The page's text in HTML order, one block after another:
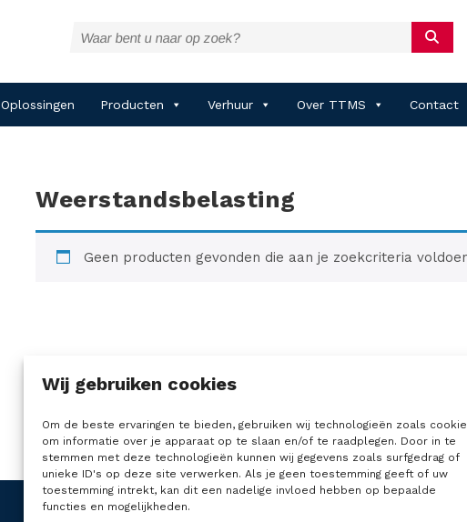
Wij gebruiken cookies
Om de beste ervaringen te bieden, gebruiken wij technologieën zoals
om informatie over je apparaat op te slaan en/of te raadplegen. Door in te
stemmen met deze technologieën kunnen wij gegevens zoals surfgedrag of
unieke ID's op deze site verwerken. Als je geen toestemming geeft of uw
toestemming intrekt, kan dit een nadelige invloed hebben op bepaalde
functies en mogelijkheden.
Oplossingen Producten Verhuur Over TTMS Contact
Weerstandsbelasting
Geen producten gevonden die aan je zoekcriteria